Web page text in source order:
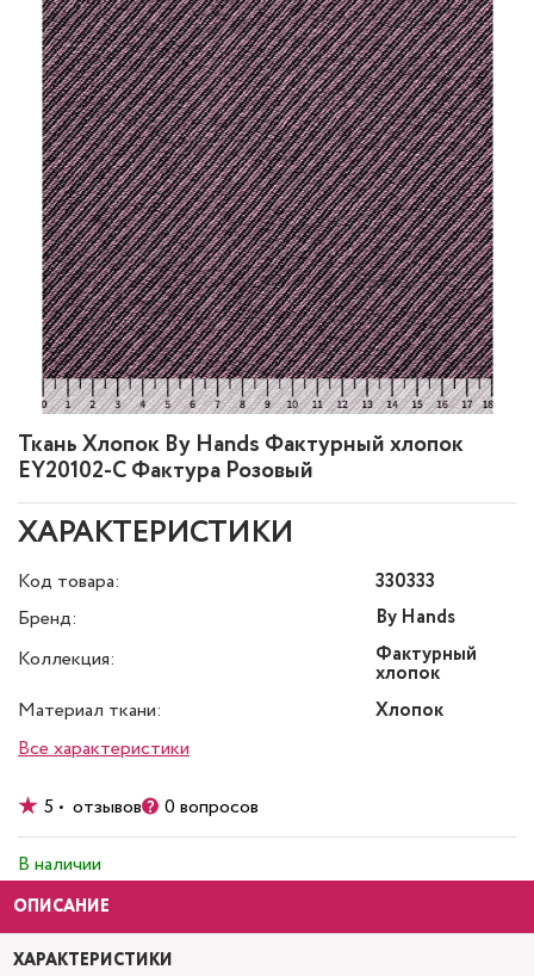
Ткань Хлопок By Hands Фактурный хлопок
EY20102-C Фактура Розовый
ХАРАКТЕРИСТИКИ
Код товара:
330333
Бренд:
By Hands
Коллекция:
Фактурный
хлопок
Материал ткани:
Хлопок
Все характеристики
5 • отзывов 0 вопросов
В наличии
ОПИСАНИЕ
ХАРАКТЕРИСТИКИ